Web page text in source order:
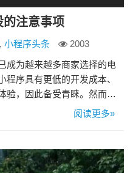
注意事项
, 小程序头条
2003
成为越来越多商家选择的电
序具有更低的开发成本、
验，因此备受青睐。然而，
仅依赖于前端设计和用户界
系统，可以监控用户行为数
阅读更多»